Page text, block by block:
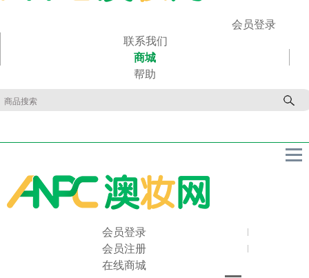
会员登录
联系我们
商城
帮助
会员登录
会员注册
在线商城